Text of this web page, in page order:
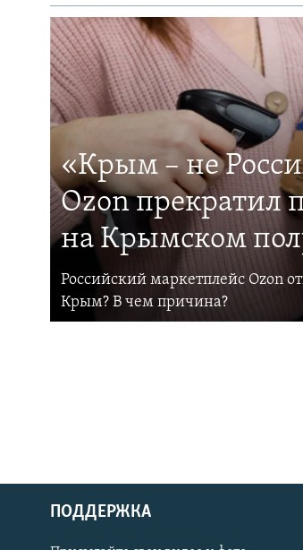
«Крым – не
Ozon прекратил
на Крымском
Российский маркетплейс Ozon
Крым? В чем причина?
ПОДДЕРЖКА